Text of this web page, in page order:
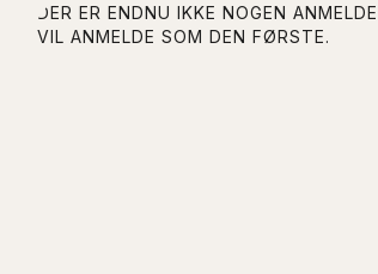
DER ER ENDNU IKKE NOGEN
VIL ANMELDE SOM DEN FØRSTE.